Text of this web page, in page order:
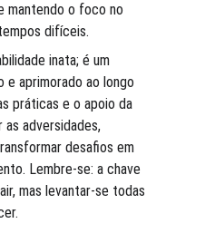
mantendo o foco no
difíceis.
inata; é um
e aprimorado ao longo
práticas e o apoio da
as adversidades,
desafios em
Lembre-se: a chave
mas levantar-se todas